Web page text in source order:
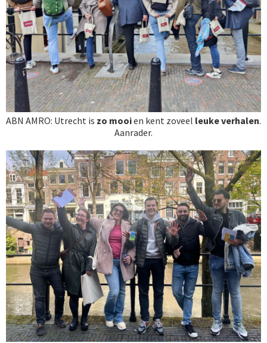
ABN AMRO: Utrecht is zo mooien kent zoveel leuke verhalen.
Aanrader.